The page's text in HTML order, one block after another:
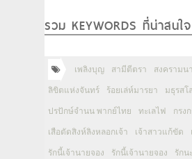
รวม KEYWORDS ที่น่าสนใจ
เพลิงบุญ สามีตีตรา สงครามน
ลิขิตแห่งจันทร์ ร้อยเล่ห์มารยา มธุรสโ
ปรปักษ์จำนน พากย์ไทย ทะเลไฟ กรง
เสือตัดสิงห์ลิงหลอกเจ้า เจ้าสาวแก้ขัด
รักนี้เจ้านายจอง รักนี้เจ้านายจอง รักน